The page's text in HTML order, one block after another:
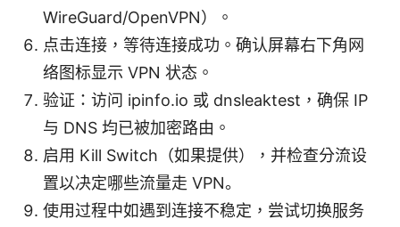
WireGuard/OpenVPN）。
点击连接，等待连接成功。确认屏幕右下角网
络图标显示 VPN 状态。
验证：访问 ipinfo.io 或 dnsleaktest，确保 IP
与 DNS 均已被加密路由。
启用 Kill Switch（如果提供），并检查分流设
置以决定哪些流量走 VPN。
使用过程中如遇到连接不稳定，尝试切换服务